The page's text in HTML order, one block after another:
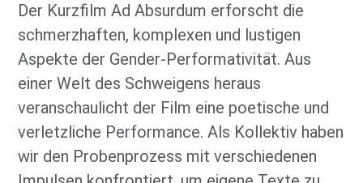
Der Kurzfilm Ad Absurdum erforscht die
schmerzhaften, komplexen und lustigen
Aspekte der Gender-Performativität. Aus
einer Welt des Schweigens heraus
veranschaulicht der Film eine poetische und
verletzliche Performance. Als Kollektiv haben
wir den Probenprozess mit verschiedenen